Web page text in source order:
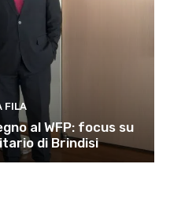
FILA
al WFP: focus su
di Brindisi